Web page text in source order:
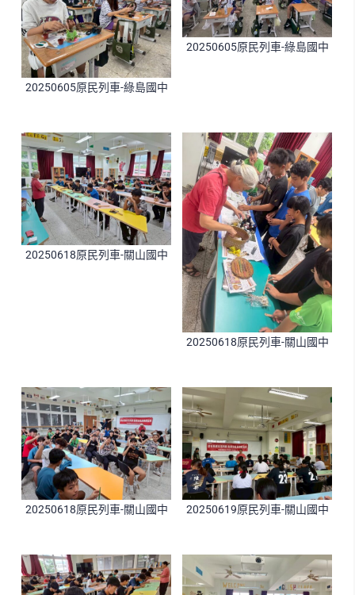
20250605原民列車-綠島國中
20250605原民列車-綠島國中
20250618原民列車-關山國中
20250618原民列車-關山國中
20250618原民列車-關山國中 20250619原民列車-關山國中